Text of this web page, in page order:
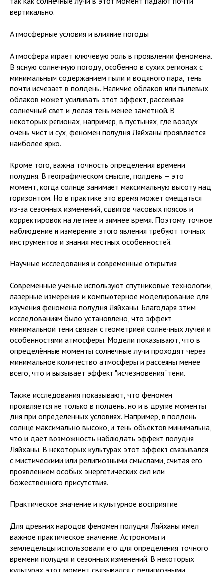
вертикально.
Атмосферные условия и влияние погоды
Атмосфера играет ключевую роль в проявлении феномена.
В ясную солнечную погоду, особенно в сухих регионах с
минимальным содержанием пыли и водяного пара, тень
почти исчезает в полдень. Наличие облаков или пылевых
облаков может усиливать этот эффект, рассеивая
солнечный свет и делая тень менее заметной. В
некоторых регионах, например, в пустынях, где воздух
очень чист и сух, феномен полудня Ляйханы проявляется
наиболее ярко.
Кроме того, важна точность определения времени
полудня. В географическом смысле, полдень — это
момент, когда солнце занимает максимальную высоту над
горизонтом. Но в практике это время может смещаться
из-за сезонных изменений, сдвигов часовых поясов и
корректировок на летнее и зимнее время. Поэтому точное
наблюдение и измерение этого явления требуют точных
инструментов и знания местных особенностей.
Научные исследования и современные открытия
Современные учёные используют спутниковые технологии,
лазерные измерения и компьютерное моделирование для
изучения феномена полудня Ляйханы. Благодаря этим
исследованиям было установлено, что эффект
минимальной тени связан с геометрией солнечных лучей и
особенностями атмосферы. Модели показывают, что в
определённые моменты солнечные лучи проходят через
минимальное количество атмосферы и рассеяны менее
всего, что и вызывает эффект "исчезновения" тени.
Также исследования показывают, что феномен
проявляется не только в полдень, но и в другие моменты
дня при определённых условиях. Например, в полдень
солнце максимально высоко, и тень объектов минимальна,
что и дает возможность наблюдать эффект полудня
Ляйханы. В некоторых культурах этот эффект связывался
с мистическими или религиозными смыслами, считая его
проявлением особых энергетических сил или
божественного присутствия.
Практическое значение и культурное восприятие
Для древних народов феномен полудня Ляйханы имел
важное практическое значение. Астрономы и
земледельцы использовали его для определения точного
времени полудня и сезонных изменений. В некоторых
культурах этот момент связывался с религиозными